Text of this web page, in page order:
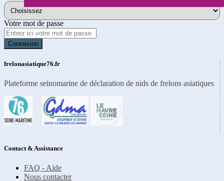
Votre mot de passe
Connexion
frelonasiatique76.fr
Plateforme seinomarine de déclaration de nids de frelons asiatiques
Contact & Assistance
FAQ - Aide
Nous contacter